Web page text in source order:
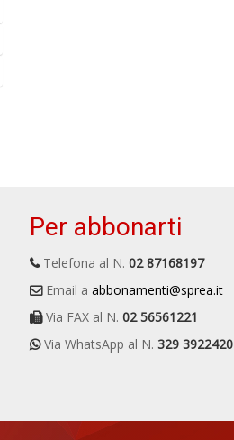
Per abbonarti
Telefona al N. 02 87168197
Email a abbonamenti@sprea.it
Via FAX al N. 02 56561221
Via WhatsApp al N. 329 3922420